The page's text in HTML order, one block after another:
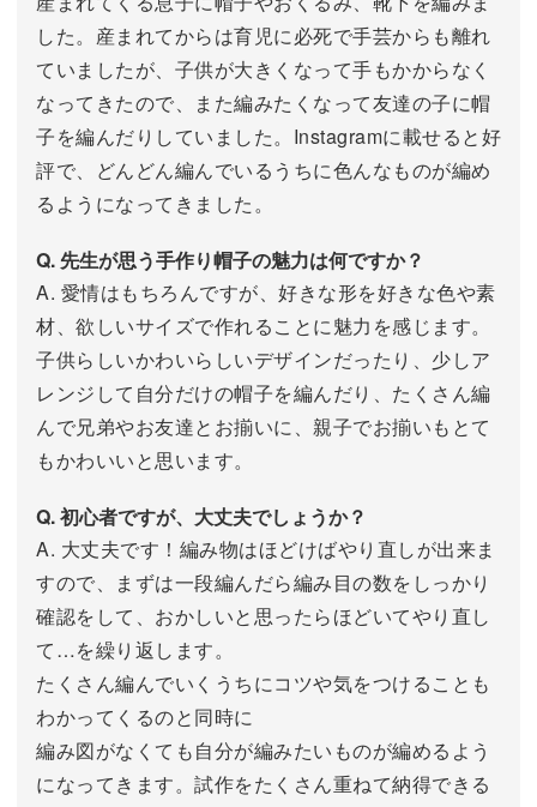
した。産まれてからは育児に必死で手芸からも離れ
ていましたが、子供が大きくなって手もかからなく
なってきたので、また編みたくなって友達の子に帽
子を編んだりしていました。Instagramに載せると好
評で、どんどん編んでいるうちに色んなものが編め
るようになってきました。
Q. 先生が思う手作り帽子の魅力は何ですか？
A. 愛情はもちろんですが、好きな形を好きな色や素
材、欲しいサイズで作れることに魅力を感じます。
子供らしいかわいらしいデザインだったり、少しア
レンジして自分だけの帽子を編んだり、たくさん編
んで兄弟やお友達とお揃いに、親子でお揃いもとて
もかわいいと思います。
Q. 初心者ですが、大丈夫でしょうか？
A. 大丈夫です！編み物はほどけばやり直しが出来ま
すので、まずは一段編んだら編み目の数をしっかり
確認をして、おかしいと思ったらほどいてやり直し
て…を繰り返します。
たくさん編んでいくうちにコツや気をつけることも
わかってくるのと同時に
編み図がなくても自分が編みたいものが編めるよう
になってきます。試作をたくさん重ねて納得できる